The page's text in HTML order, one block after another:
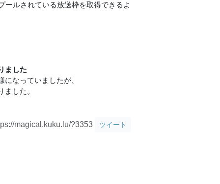
ールされている放送枠を取得できるよ
ました
なっていましたが、
した。
magical.kuku.lu/?3353 ツイート